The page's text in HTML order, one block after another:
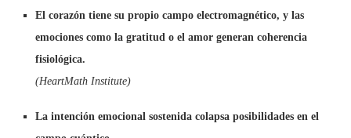
El corazón tiene su propio campo electromagnético, y las
emociones como la gratitud o el amor generan coherencia
fisiológica.
(HeartMath Institute)
La intención emocional sostenida colapsa posibilidades en el